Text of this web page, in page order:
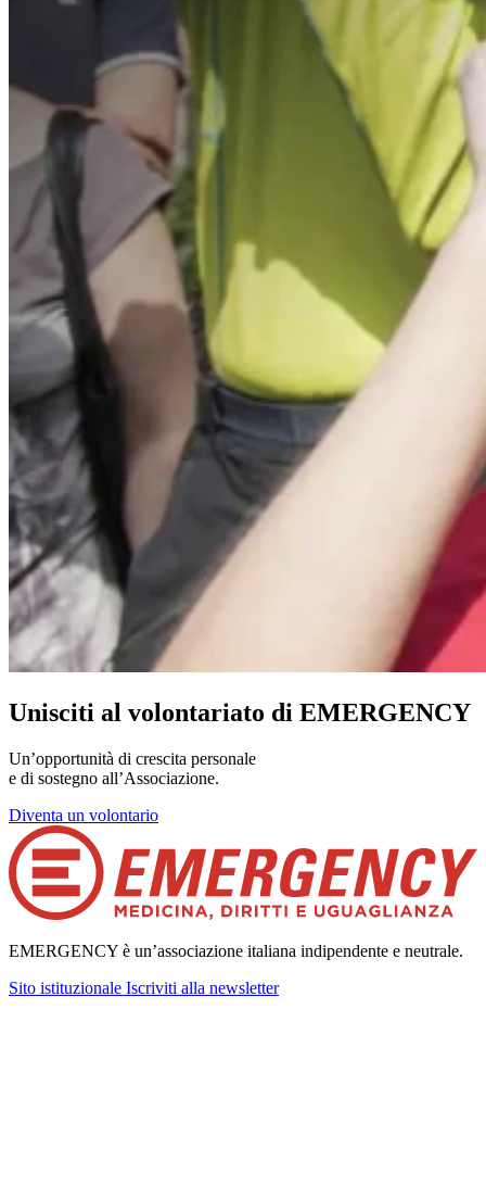
Unisciti al volontariato di EMERGENCY
Un’opportunità di crescita personale
e di sostegno all’Associazione.
Diventa un volontario
EMERGENCY è un’associazione italiana indipendente e neutrale.
Sito istituzionale Iscriviti alla newsletter